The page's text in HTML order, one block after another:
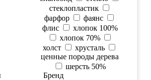
стеклопластик
фарфор
фаянс
флис
хлопок 100%
хлопок 70%
холст
хрусталь
ценные породы дерева
шерсть 50%
Бренд